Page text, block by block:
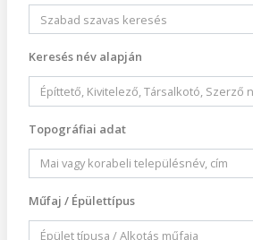
Keresés név alapján
Topográfiai adat
Műfaj / Épülettípus